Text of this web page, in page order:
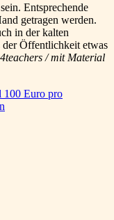
Entsprechende
getragen werden.
in der kalten
der Öffentlichkeit etwas
/ mit Material
100 Euro pro